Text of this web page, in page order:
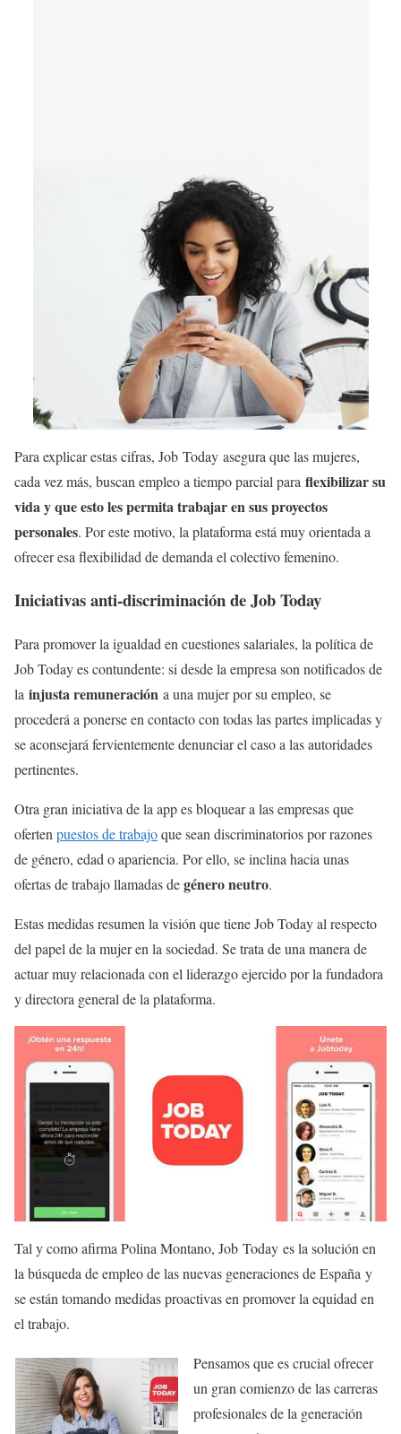
Para explicar estas cifras, Job Today asegura que las mujeres,
cada vez más, buscan empleo a tiempo parcial para flexibilizar su
vida y que esto les permita trabajar en sus proyectos
personales. Por este motivo, la plataforma está muy orientada a
ofrecer esa flexibilidad de demanda el colectivo femenino.
Iniciativas anti-discriminación de Job Today
Para promover la igualdad en cuestiones salariales, la política de
Job Today es contundente: si desde la empresa son notificados de
la injusta remuneración a una mujer por su empleo, se
procederá a ponerse en contacto con todas las partes implicadas y
se aconsejará fervientemente denunciar el caso a las autoridades
pertinentes.
Otra gran iniciativa de la app es bloquear a las empresas que
oferten puestos de trabajoque sean discriminatorios por razones
de género, edad o apariencia. Por ello, se inclina hacia unas
ofertas de trabajo llamadas degénero neutro.
Estas medidas resumen la visión que tiene Job Today al respecto
del papel de la mujer en la sociedad. Se trata de una manera de
actuar muy relacionada con el liderazgo ejercido por la fundadora
y directora general de la plataforma.
Tal y como afirma Polina Montano, Job Today es la solución en
la búsqueda de empleo de las nuevas generaciones de España y
se están tomando medidas proactivas en promover la equidad en
el trabajo.
Pensamos que es crucial ofrecer
un gran comienzo de las carreras
profesionales de la generación